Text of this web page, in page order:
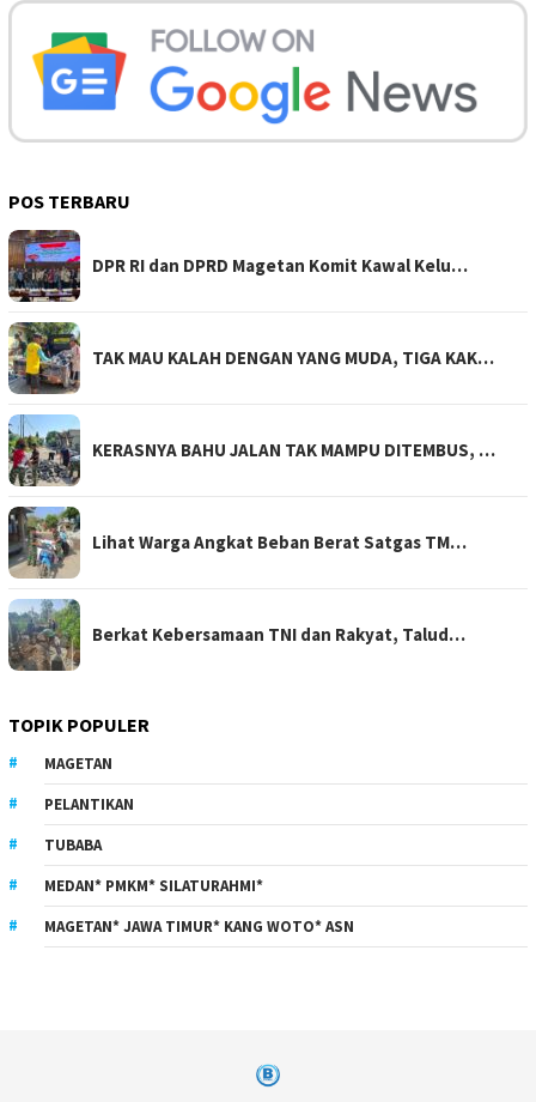
POS TERBARU
DPR RI dan DPRD Magetan Komit Kawal Kelu…
TAK MAU KALAH DENGAN YANG MUDA, TIGA KAK…
KERASNYA BAHU JALAN TAK MAMPU DITEMBUS, …
Lihat Warga Angkat Beban Berat Satgas TM…
Berkat Kebersamaan TNI dan Rakyat, Talud…
TOPIK POPULER
MAGETAN
PELANTIKAN
TUBABA
MEDAN* PMKM* SILATURAHMI*
MAGETAN* JAWA TIMUR* KANG WOTO* ASN